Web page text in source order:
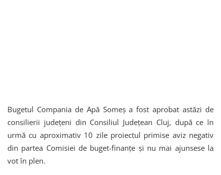
Bugetul Compania de Apă Someș a fost aprobat astăzi de
consilierii județeni din Consiliul Județean Cluj, după ce în
urmă cu aproximativ 10 zile proiectul primise aviz negativ
din partea Comisiei de buget-finanțe și nu mai ajunsese la
vot în plen.